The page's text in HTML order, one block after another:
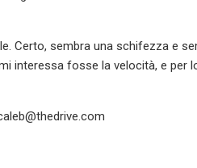
Certo, sembra una schifezza e
interessa fosse la velocità, e per